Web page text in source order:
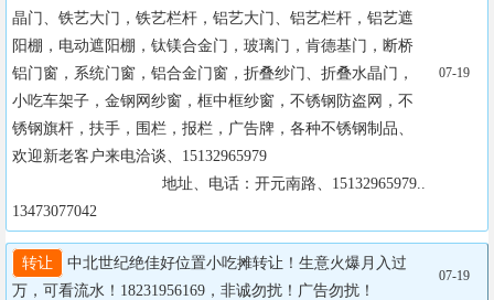
晶门、铁艺大门，铁艺栏杆，铝艺大门、铝艺栏杆，铝艺遮
阳棚，电动遮阳棚，钛镁合金门，玻璃门，肯德基门，断桥
铝门窗，系统门窗，铝合金门窗，折叠纱门、折叠水晶门，
小吃车架子，金钢网纱窗，框中框纱窗，不锈钢防盗网，不
锈钢旗杆，扶手，围栏，报栏，广告牌，各种不锈钢制品、
欢迎新老客户来电洽谈、15132965979
13473077042
07-19
转让
中北世纪绝佳好位置小吃摊转让！生意火爆月入过
万，可看流水！18231956169，非诚勿扰！广告勿扰！
07-19